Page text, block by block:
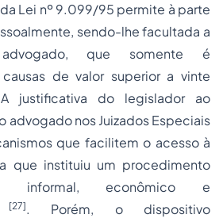
nº 9.099/95 permite à parte
sendo-lhe facultada a
que somente é
de valor superior a vinte
justificativa do legislador ao
advogado nos Juizados Especiais
que facilitem o acesso à
que instituiu um procedimento
informal, econômico e
[27]. Porém, o dispositivo